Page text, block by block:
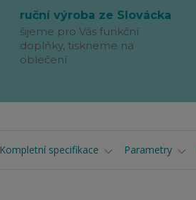
ruční výroba ze Slovácka
šijeme pro Vás funkční
doplňky, tiskneme na
oblečení
Kompletní specifikace Parametry